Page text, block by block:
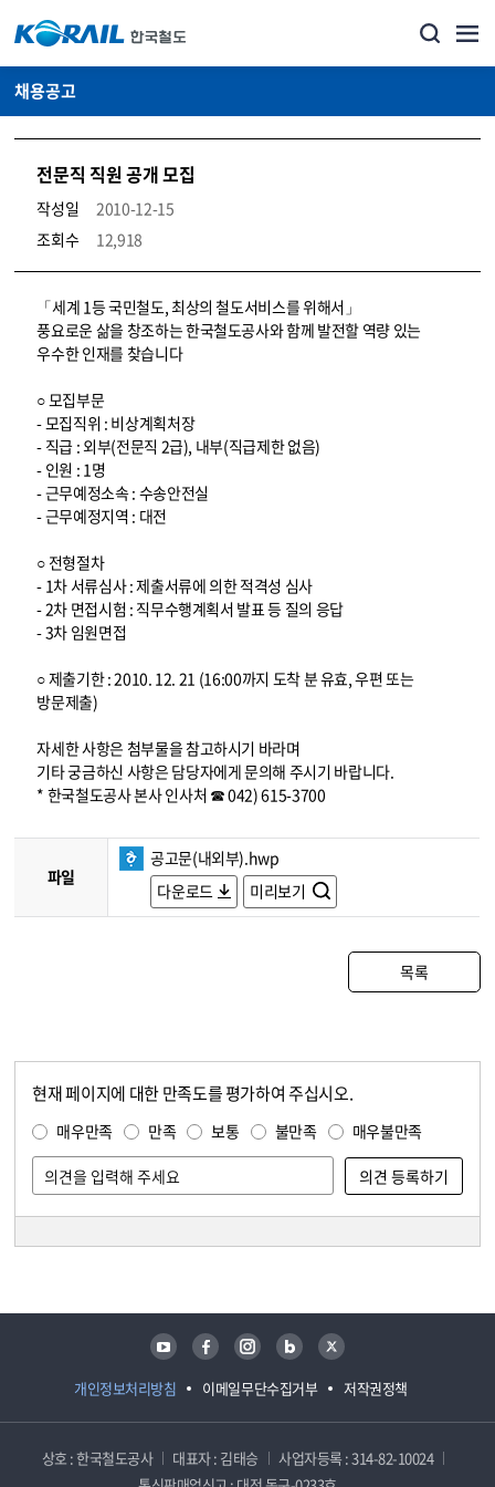
채용공고
전문직 직원 공개 모집
작성일
2010-12-15
조회수
12,918
코레일소개_경영공시_채용공고 상세보기 – 내용, 파일, 담당자 연락처로 구성
「세계 1등 국민철도, 최상의 철도서비스를 위해서」
풍요로운 삶을 창조하는 한국철도공사와 함께 발전할 역량 있는
우수한 인재를 찾습니다
○ 모집부문
- 모집직위 : 비상계획처장
- 직급 : 외부(전문직 2급), 내부(직급제한 없음)
- 인원 : 1명
- 근무예정소속 : 수송안전실
- 근무예정지역 : 대전
○ 전형절차
- 1차 서류심사 : 제출서류에 의한 적격성 심사
- 2차 면접시험 : 직무수행계획서 발표 등 질의 응답
- 3차 임원면접
○ 제출기한 : 2010. 12. 21 (16:00까지 도착 분 유효, 우편 또는
방문제출)
자세한 사항은 첨부물을 참고하시기 바라며
기타 궁금하신 사항은 담당자에게 문의해 주시기 바랍니다.
* 한국철도공사 본사 인사처 ☎ 042) 615-3700
파일
공고문(내외부).hwp
다운로드
미리보기
목록
현재 페이지에 대한 만족도를 평가하여 주십시오.
매우만족 만족 보통 불만족 매우불만족
개인정보처리방침 이메일무단수집거부 저작권정책
유튜브 페이스북 인스타그램 블로그 트위터
상호 : 한국철도공사 대표자 : 김태승
사업자등록 : 314-82-10024